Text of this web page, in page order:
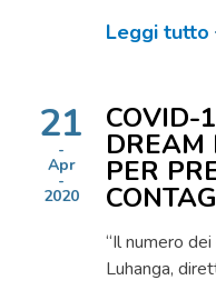
Leggi tutto
21
Apr
2020
COVID-
DREAM
PER
“Il numero
Luhanga,